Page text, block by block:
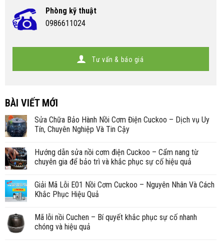
Phòng kỹ thuật
0986611024
Tư vấn & báo giá
BÀI VIẾT MỚI
Sửa Chữa Bảo Hành Nồi Cơm Điện Cuckoo – Dịch vụ Uy
Tín, Chuyên Nghiệp Và Tin Cậy
Hướng dẫn sửa nồi cơm điện Cuckoo – Cẩm nang từ
chuyên gia để bảo trì và khắc phục sự cố hiệu quả
Giải Mã Lỗi E01 Nồi Cơm Cuckoo – Nguyên Nhân Và Cách
Khắc Phục Hiệu Quả
Mã lỗi nồi Cuchen – Bí quyết khắc phục sự cố nhanh
chóng và hiệu quả